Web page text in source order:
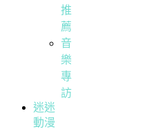
推
薦
音
樂
專
訪
迷迷
動漫